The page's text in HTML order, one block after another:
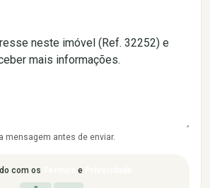
mensagem antes de enviar.
com os e